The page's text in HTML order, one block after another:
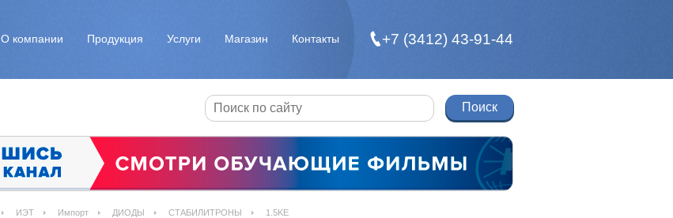
О компании Продукция Услуги Магазин Контакты +7 (3412) 43-91-44
ИЭТ Импорт ДИОДЫ СТАБИЛИТРОНЫ 1.5KE